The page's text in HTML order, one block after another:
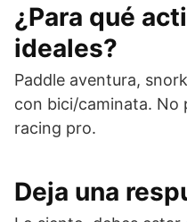
¿Para qué
ideales?
Paddle aventura,
con bici/caminata. No
racing pro.
Deja una